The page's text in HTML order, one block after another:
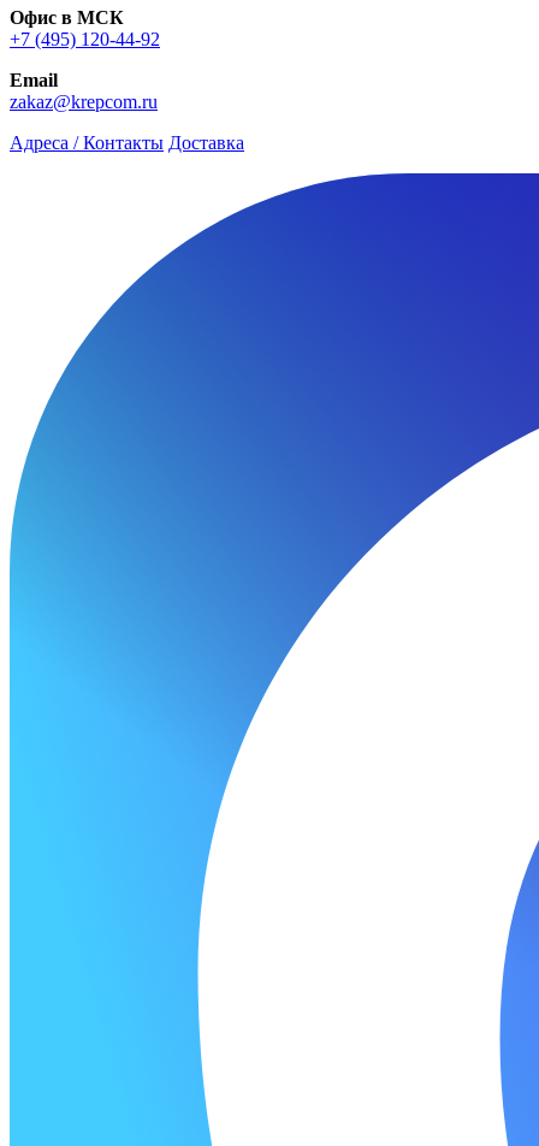
Офис в МСК
+7 (495) 120-44-92
Email
zakaz@krepcom.ru
Адреса / Контакты Доставка